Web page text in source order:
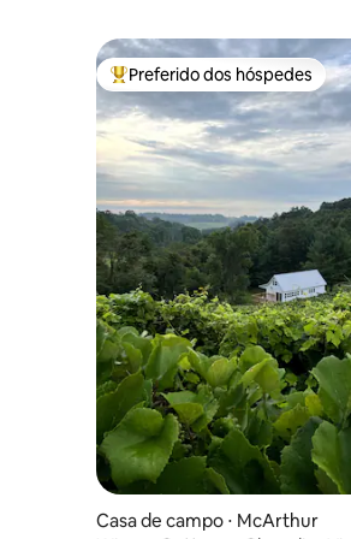
Entre os melhores preferidos
Preferido dos hóspedes
Casa de campo ⋅ McArthur